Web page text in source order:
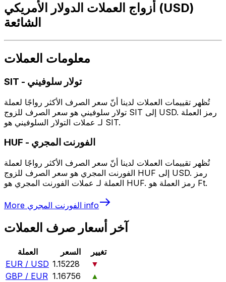
أزواج العملات الدولار الأمريكي (USD)
الشائعة
معلومات العملات
SIT - تولار سلوفيني
تُظهر تقييمات العملات لدينا أنّ سعر الصرف الأكثر رواجًا لعملة
تولار سلوفيني هو سعر الصرف للزوج SIT إلى USD. رمز العملة
لـ عملات التولار السلوفيني هو SIT.
HUF - الفورنت المجري
تُظهر تقييمات العملات لدينا أنّ سعر الصرف الأكثر رواجًا لعملة
الفورنت المجري هو سعر الصرف للزوج HUF إلى USD. رمز
العملة لـ عملات الفورنت المجري هو HUF. رمز العملة هو Ft.
More الفورنت المجري info
آخر أسعار صرف العملات
العملة السعر
تغيير
EUR / USD 1.15228
▼
GBP / EUR 1.16756
▲